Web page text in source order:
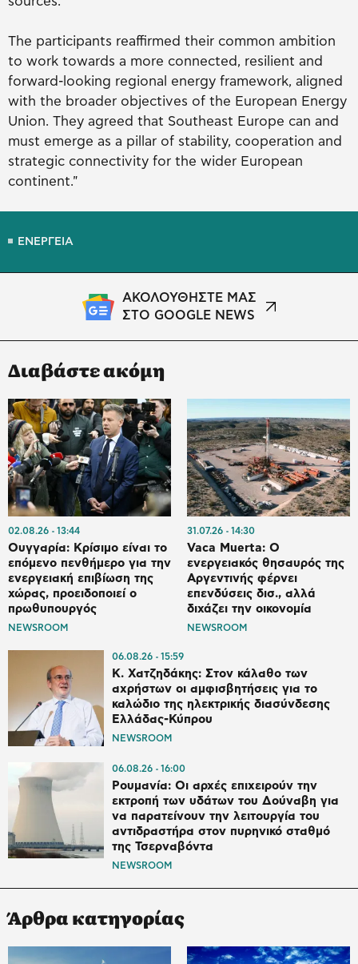
The participants reaffirmed their common ambition
to work towards a more connected, resilient and
forward-looking regional energy framework, aligned
with the broader objectives of the European Energy
Union. They agreed that Southeast Europe can and
must emerge as a pillar of stability, cooperation and
strategic connectivity for the wider European
continent."
ΕΝΕΡΓΕΙΑ
ΑΚΟΛΟΥΘΗΣΤΕ ΜΑΣ
ΣΤΟ GOOGLE NEWS
Διαβάστε ακόμη
02.08.26 13:44
Ουγγαρία: Κρίσιμο είναι το
επόμενο πενθήμερο για την
ενεργειακή επιβίωση της
χώρας, προειδοποιεί ο
πρωθυπουργός
NEWSROOM
31.07.26 14:30
Vaca Muerta: Ο
ενεργειακός θησαυρός της
Αργεντινής φέρνει
επενδύσεις δισ., αλλά
διχάζει την οικονομία
NEWSROOM
06.08.26 15:59
Κ. Χατζηδάκης: Στον κάλαθο των
αχρήστων οι αμφισβητήσεις για το
καλώδιο της ηλεκτρικής διασύνδεσης
Ελλάδας-Κύπρου
NEWSROOM
06.08.26 16:00
Ρουμανία: Οι αρχές επιχειρούν την
εκτροπή των υδάτων του Δούναβη για
να παρατείνουν την λειτουργία του
αντιδραστήρα στον πυρηνικό σταθμό
της Τσερναβόντα
NEWSROOM
Άρθρα κατηγορίας